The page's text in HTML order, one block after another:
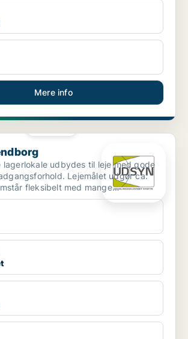
Mere info
lagerlokale udbydes til leje med gode
Lejemålet udgør ca.
fleksibelt med mange